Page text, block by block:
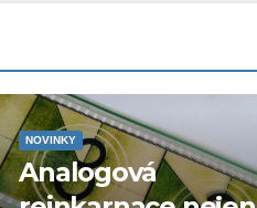
NOVINKY
Analogová